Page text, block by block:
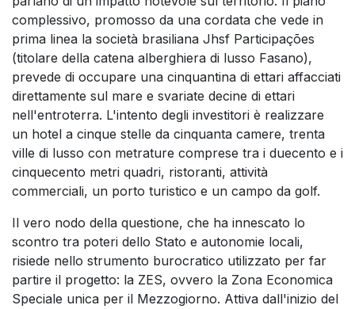
complessivo, promosso da una cordata che vede in
prima linea la società brasiliana Jhsf Participações
(titolare della catena alberghiera di lusso Fasano),
prevede di occupare una cinquantina di ettari affacciati
direttamente sul mare e svariate decine di ettari
nell'entroterra. L'intento degli investitori è realizzare
un hotel a cinque stelle da cinquanta camere, trenta
ville di lusso con metrature comprese tra i duecento e i
cinquecento metri quadri, ristoranti, attività
commerciali, un porto turistico e un campo da golf.
Il vero nodo della questione, che ha innescato lo
scontro tra poteri dello Stato e autonomie locali,
risiede nello strumento burocratico utilizzato per far
partire il progetto: la ZES, ovvero la Zona Economica
Speciale unica per il Mezzogiorno. Attiva dall'inizio del